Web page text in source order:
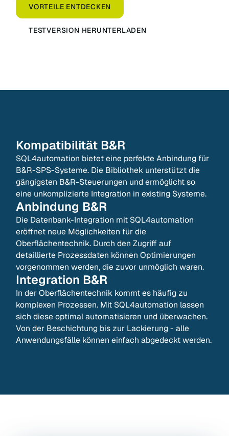
VORTEILE ENTDECKEN
TESTVERSION HERUNTERLADEN
Kompatibilität B&R
SQL4automation bietet eine perfekte Anbindung für
B&R-SPS-Systeme. Die Bibliothek unterstützt die
gängigsten B&R-Steuerungen und ermöglicht so
eine unkomplizierte Integration in existing Systeme.
Anbindung B&R
Die Datenbank-Integration mit SQL4automation
eröffnet neue Möglichkeiten für die
Oberflächentechnik. Durch den Zugriff auf
detaillierte Prozessdaten können Optimierungen
vorgenommen werden, die zuvor unmöglich waren.
Integration B&R
In der Oberflächentechnik kommt es häufig zu
komplexen Prozessen. Mit SQL4automation lassen
sich diese optimal automatisieren und überwachen.
Von der Beschichtung bis zur Lackierung - alle
Anwendungsfälle können einfach abgedeckt werden.